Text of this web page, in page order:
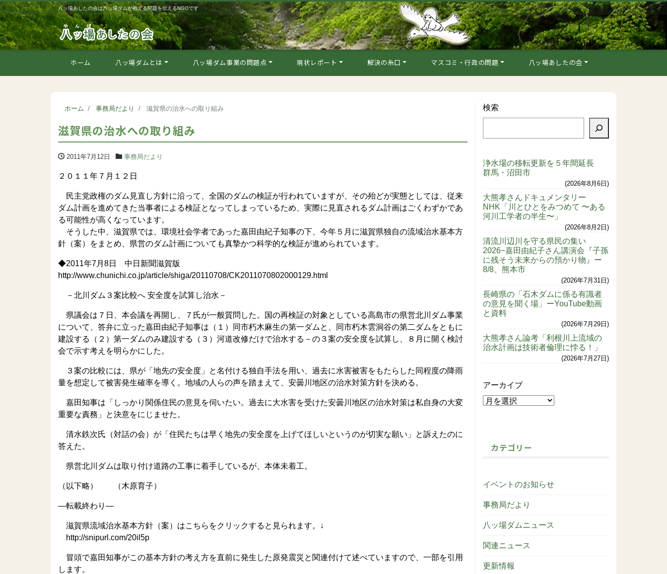
八ッ場あしたの会は八ッ場ダムが抱える問題を伝えるNGOです
ホーム 八ッ場ダムとは 八ッ場ダム事業の問題点 現状レポート 解決の糸口 マスコミ・行政の問題 八ッ場あしたの会
ホーム 事務局だより 滋賀県の治水への取り組み
滋賀県の治水への取り組み
2011年7月12日 事務局だより
２０１１年７月１２日
民主党政権のダム見直し方針に沿って、全国のダムの検証が行われていますが、その殆どが実態としては、従来
ダム計画を進めてきた当事者による検証となってしまっているため、実際に見直されるダム計画はごくわずかであ
る可能性が高くなっています。
そうした中、滋賀県では、環境社会学者であった嘉田由紀子知事の下、今年５月に滋賀県独自の流域治水基本方
針（案）をまとめ、県営のダム計画についても真摯かつ科学的な検証が進められています。
◆2011年7月8日 中日新聞滋賀版
http://www.chunichi.co.jp/article/shiga/20110708/CK2011070802000129.html
－北川ダム３案比較へ 安全度を試算し治水－
県議会は７日、本会議を再開し、７氏が一般質問した。国の再検証の対象としている高島市の県営北川ダム事業
について、答弁に立った嘉田由紀子知事は（１）同市朽木麻生の第一ダムと、同市朽木雲洞谷の第二ダムをともに
建設する（２）第一ダムのみ建設する（３）河道改修だけで治水する－の３案の安全度を試算し、８月に開く検討
会で示す考えを明らかにした。
３案の比較には、県が「地先の安全度」と名付ける独自手法を用い、過去に水害被害をもたらした同程度の降雨
量を想定して被害発生確率を導く。地域の人らの声を踏まえて、安曇川地区の治水対策方針を決める。
嘉田知事は「しっかり関係住民の意見を伺いたい。過去に大水害を受けた安曇川地区の治水対策は私自身の大変
重要な責務」と決意をにじませた。
清水鉄次氏（対話の会）が「住民たちは早く地先の安全度を上げてほしいというのが切実な願い」と訴えたのに
答えた。
県営北川ダムは取り付け道路の工事に着手しているが、本体未着工。
（以下略） （木原育子）
—転載終わり—
滋賀県流域治水基本方針（案）はこちらをクリックすると見られます。↓
http://snipurl.com/20il5p
冒頭で嘉田知事がこの基本方針の考え方を直前に発生した原発震災と関連付けて述べていますので、一部を引用
します。
検索
浄水場の移転更新を５年間延長
群馬・沼田市
2026年8月6日
大熊孝さんドキュメンタリー
NHK「川とひとをみつめて 〜ある
河川工学者の半生〜」
2026年8月2日
清流川辺川を守る県民の集い
2026−嘉田由紀子さん講演会『子孫
に残そう未来からの預かり物』ー
8/8、熊本市
2026年7月31日
長崎県の「石木ダムに係る有識者
の意見を聞く場」ーYouTube動画
と資料
2026年7月29日
大熊孝さん論考「利根川上流域の
治水計画は技術者倫理に悖る！」
2026年7月27日
アーカイブ
カテゴリー
イベントのお知らせ
事務局だより
八ッ場ダムニュース
関連ニュース
更新情報